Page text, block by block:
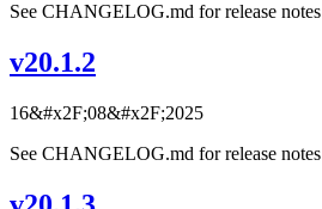
See CHANGELOG.md for release notes
v20.1.2
16&#x2F;08&#x2F;2025
See CHANGELOG.md for release notes